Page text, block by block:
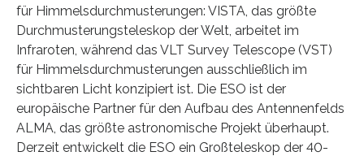
für Himmelsdurchmusterungen: VISTA, das größte
Durchmusterungsteleskop der Welt, arbeitet im
Infraroten, während das VLT Survey Telescope (VST)
für Himmelsdurchmusterungen ausschließlich im
sichtbaren Licht konzipiert ist. Die ESO ist der
europäische Partner für den Aufbau des Antennenfelds
ALMA, das größte astronomische Projekt überhaupt.
Derzeit entwickelt die ESO ein Großteleskop der 40-